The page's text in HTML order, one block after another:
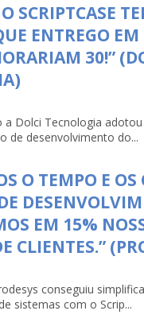
SCRIPTCASE
ENTREGO
30!”
Dolci Tecnologia
de desenvolvimento do...
O TEMPO E OS
EM 15%
CLIENTES.”
conseguiu
sistemas com o Scrip...